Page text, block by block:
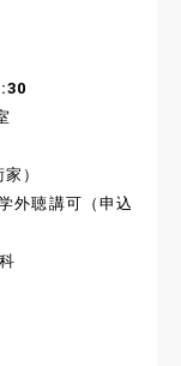
）
外聴講可（申込